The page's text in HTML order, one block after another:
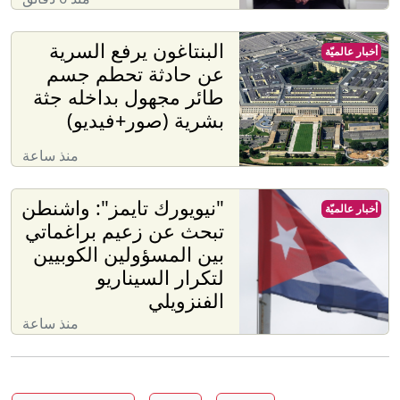
البنتاغون يرفع السرية
عن حادثة تحطم جسم
طائر مجهول بداخله جثة
بشرية (صور+فيديو)
منذ ساعة
أخبار عالميّة
"نيويورك تايمز": واشنطن
تبحث عن زعيم براغماتي
بين المسؤولين الكوبيين
لتكرار السيناريو
الفنزويلي
منذ ساعة
أخبار عالميّة